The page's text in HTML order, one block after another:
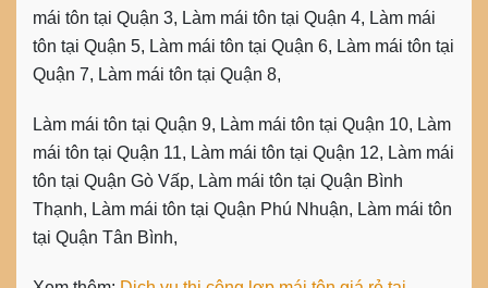
mái tôn tại Quận 3, Làm mái tôn tại Quận 4, Làm mái
tôn tại Quận 5, Làm mái tôn tại Quận 6, Làm mái tôn tại
Quận 7, Làm mái tôn tại Quận 8,
Làm mái tôn tại Quận 9, Làm mái tôn tại Quận 10, Làm
mái tôn tại Quận 11, Làm mái tôn tại Quận 12, Làm mái
tôn tại Quận Gò Vấp, Làm mái tôn tại Quận Bình
Thạnh, Làm mái tôn tại Quận Phú Nhuận, Làm mái tôn
tại Quận Tân Bình,